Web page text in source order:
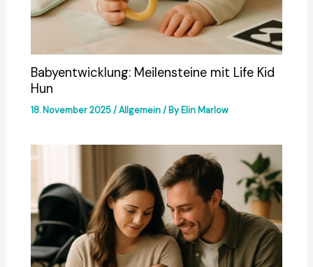
Babyentwicklung: Meilensteine mit Life Kid
Hun
18. November 2025/Allgemein/ ByElin Marlow